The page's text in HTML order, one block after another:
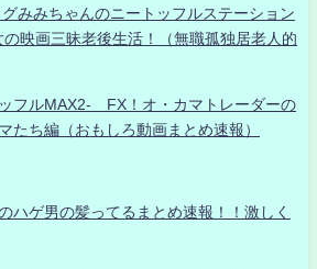
みみちゃんのニートッフルステーション
映画三昧老後生活！（無職孤独居老人的
フルMAX2- FX！オ・カマトレーダーの
ち編（おもしろ動画まとめ速報）
ハゲ男の髪ってるまとめ速報！！激しく